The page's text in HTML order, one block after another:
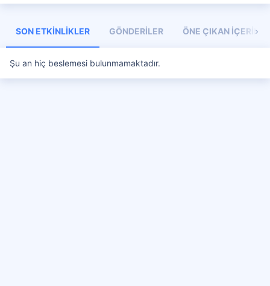
SON ETKINLIKLER GÖNDERILER ÖNE ÇIKAN
Şu an hiç beslemesi bulunmamaktadır.